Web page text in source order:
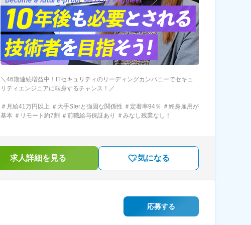
＼46期連続増益中！ITセキュリティのリーディングカンパニーでセキュ
リティエンジニアに転身するチャンス！／
＃月給41万円以上 ＃大手SIerと強固な関係性 ＃定着率94％ ＃終身雇用が
基本 ＃リモート約7割 ＃前職給与保証あり ＃みなし残業なし！
求人詳細を見る 気になる
応募する